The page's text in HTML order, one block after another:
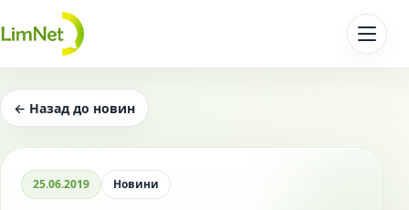
Перейти до контенту
← Назад до новин
25.06.2019 Новини